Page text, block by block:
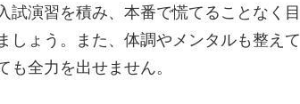
試演習を積み、本番で慌てることなく目
しょう。また、体調やメンタルも整えて
全力を出せません。